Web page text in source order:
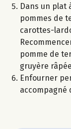
Dans un plat
pommes de
carottes-
pomme de
gruyère
Enfourner
accompagné